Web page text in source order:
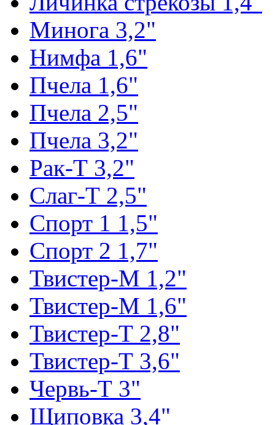
Минога 3,2"
Нимфа 1,6"
Пчела 1,6"
Пчела 2,5"
Пчела 3,2"
Рак-Т 3,2"
Слаг-Т 2,5"
Спорт 1 1,5"
Спорт 2 1,7"
Твистер-М 1,2"
Твистер-М 1,6"
Твистер-Т 2,8"
Твистер-Т 3,6"
Червь-Т 3"
Щиповка 3,4"